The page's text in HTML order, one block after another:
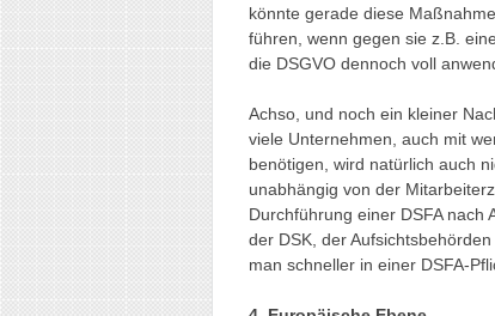
könnte gerade diese
führen, wenn gegen sie z.B.
die DSGVO dennoch voll
Achso, und noch ein kleiner
viele Unternehmen, auch mit
benötigen, wird natürlich auch
unabhängig von der
Durchführung einer DSFA nach
der DSK, der
man schneller in einer DSFA-